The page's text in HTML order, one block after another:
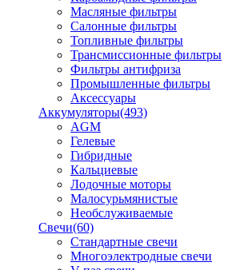
Масляные фильтры
Салонные фильтры
Топливные фильтры
Трансмиссионные фильтры
Фильтры антифриза
Промышленные фильтры
Аксессуары
Аккумуляторы(493)
AGM
Гелевые
Гибридные
Кальциевые
Лодочные моторы
Малосурьмянистые
Необслуживаемые
Свечи(60)
Стандартные свечи
Многоэлектродные свечи